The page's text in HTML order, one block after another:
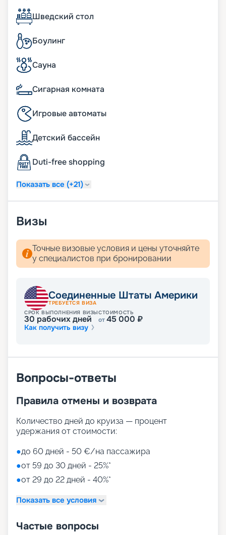
Шведский стол
Боулинг
Сауна
Сигарная комната
Игровые автоматы
Детский бассейн
Duti-free shopping
Показать все (+21)
Визы
Точные визовые условия и цены уточняйте
у специалистов при бронировании
Соединенные Штаты Америки
ТРЕБУЕТСЯ ВИЗА
СРОК ВЫПОЛНЕНИЯ ВИЗЫ
30 рабочих дней
СТОИМОСТЬ
от45 000 ₽
Как получить визу
Вопросы-ответы
Правила отмены и возврата
Количество дней до круиза — процент
удержания от стоимости:
●до 60 дней - 50 €/на пассажира
●от 59 до 30 дней - 25%*
●от 29 до 22 дней - 40%*
Показать все условия
Частые вопросы